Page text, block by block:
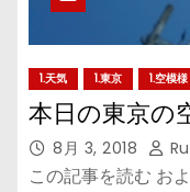
1.天気 1.東京 1.空模様
本日の東京の
8月 3, 2018
この記事を読む お